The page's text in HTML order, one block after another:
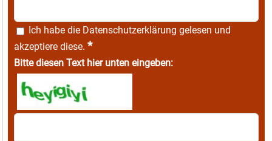
Ich habe die Datenschutzerklärung gelesen und
akzeptiere diese. *
Bitte diesen Text hier unten eingeben: